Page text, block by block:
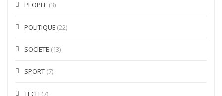
PEOPLE (3)
POLITIQUE (22)
SOCIETE (13)
SPORT (7)
TECH (7)